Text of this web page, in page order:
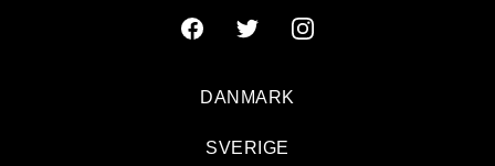
DANMARK
SVERIGE